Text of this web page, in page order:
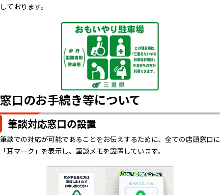
しております。
窓口のお手続き等について
筆談対応窓口の設置
筆談での対応が可能であることをお伝えするために、全ての店頭窓口に
「耳マーク」を表示し、筆談メモを設置しています。